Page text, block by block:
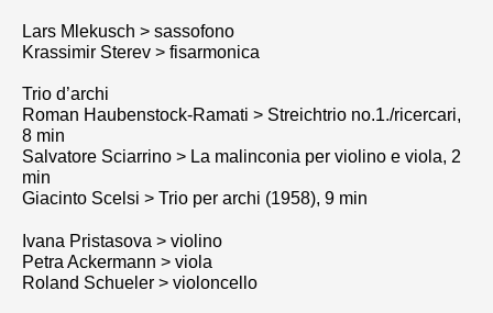
Lars Mlekusch > sassofono
Krassimir Sterev > fisarmonica
Trio d’archi
Roman Haubenstock-Ramati > Streichtrio no.1./ricercari,
8 min
Salvatore Sciarrino > La malinconia per violino e viola, 2
min
Giacinto Scelsi > Trio per archi (1958), 9 min
Ivana Pristasova > violino
Petra Ackermann > viola
Roland Schueler > violoncello